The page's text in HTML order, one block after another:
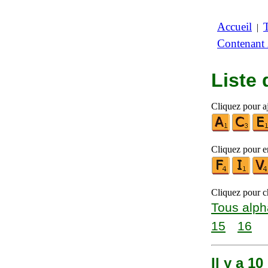
Accueil |
Liste
Cliquez pour
Cliquez pour
Cliquez pour
Tous
15
16
Il y a